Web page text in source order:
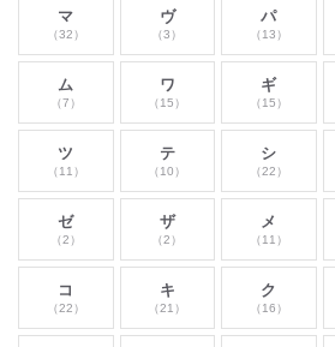
マ
（32）
ヴ
（3）
パ
（13）
ム
（7）
ワ
（15）
ギ
（15）
ツ
（11）
テ
（10）
シ
（22）
ゼ
（2）
ザ
（2）
メ
（11）
コ
（22）
キ
（21）
ク
（16）